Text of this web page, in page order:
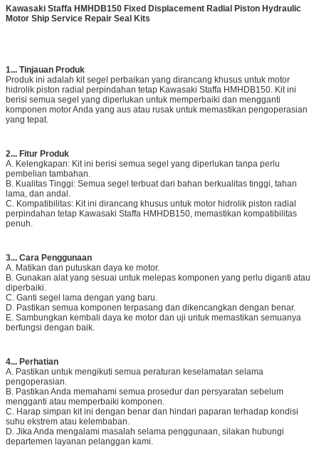
Kawasaki Staffa HMHDB150 Fixed Displacement Radial Piston Hydraulic
Motor Ship Service Repair Seal Kits
1... Tinjauan Produk
Produk ini adalah kit segel perbaikan yang dirancang khusus untuk motor
hidrolik piston radial perpindahan tetap Kawasaki Staffa HMHDB150. Kit ini
berisi semua segel yang diperlukan untuk memperbaiki dan mengganti
komponen motor Anda yang aus atau rusak untuk memastikan pengoperasian
yang tepat.
2... Fitur Produk
A. Kelengkapan: Kit ini berisi semua segel yang diperlukan tanpa perlu
pembelian tambahan.
B. Kualitas Tinggi: Semua segel terbuat dari bahan berkualitas tinggi, tahan
lama, dan andal.
C. Kompatibilitas: Kit ini dirancang khusus untuk motor hidrolik piston radial
perpindahan tetap Kawasaki Staffa HMHDB150, memastikan kompatibilitas
penuh.
3... Cara Penggunaan
A. Matikan dan putuskan daya ke motor.
B. Gunakan alat yang sesuai untuk melepas komponen yang perlu diganti atau
diperbaiki.
C. Ganti segel lama dengan yang baru.
D. Pastikan semua komponen terpasang dan dikencangkan dengan benar.
E. Sambungkan kembali daya ke motor dan uji untuk memastikan semuanya
berfungsi dengan baik.
4... Perhatian
A. Pastikan untuk mengikuti semua peraturan keselamatan selama
pengoperasian.
B. Pastikan Anda memahami semua prosedur dan persyaratan sebelum
mengganti atau memperbaiki komponen.
C. Harap simpan kit ini dengan benar dan hindari paparan terhadap kondisi
suhu ekstrem atau kelembaban.
D. Jika Anda mengalami masalah selama penggunaan, silakan hubungi
departemen layanan pelanggan kami.